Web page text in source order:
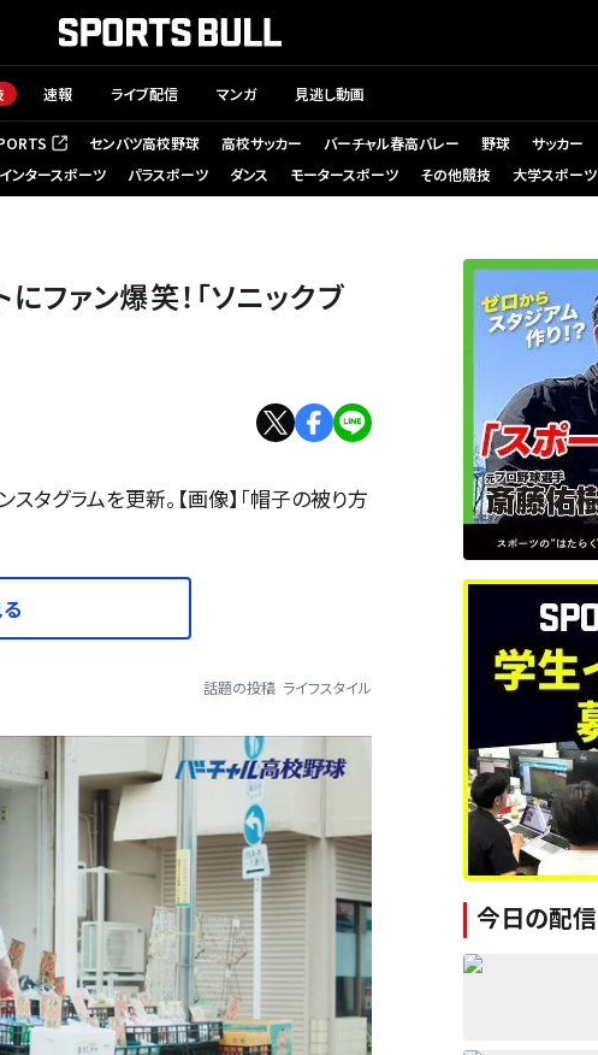
速報 ライブ配信 マンガ 見逃し動画
ブで開く） センバツ高校野球 高校サッカー バーチャル春高バレー 野球 サッカー
ンタースポーツ パラスポーツ ダンス モータースポーツ その他競技 大学スポーツ
ファン爆笑！「ソニックブ
タグラムを更新。【画像】「帽子の被り方
話題の投稿 ライフスタイル
今日の配信